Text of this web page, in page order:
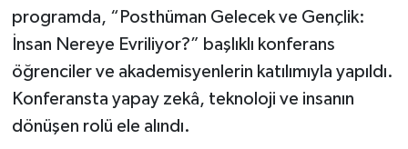
programda, “Posthüman Gelecek ve Gençlik:
İnsan Nereye Evriliyor?” başlıklı konferans
öğrenciler ve akademisyenlerin katılımıyla yapıldı.
Konferansta yapay zekâ, teknoloji ve insanın
dönüşen rolü ele alındı.